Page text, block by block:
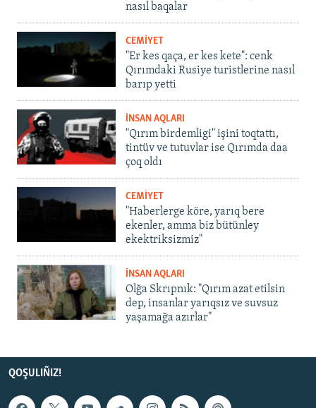
nasıl baqalar
CEMİYET
"Er kes qaça, er kes kete": cenk
Qırımdaki Rusiye turistlerine nasıl
barıp yetti
İNSAN AQLARI
"Qırım birdemligi" işini toqtattı,
tintüv ve tutuvlar ise Qırımda daa
çoq oldı
CEMİYET
"Haberlerge köre, yarıq bere
ekenler, amma biz bütünley
ekektriksizmiz"
İNSAN AQLARI
Olğa Skrıpnık: "Qırım azat etilsin
dep, insanlar yarıqsız ve suvsuz
yaşamağa azırlar"
QOŞULIÑIZ!